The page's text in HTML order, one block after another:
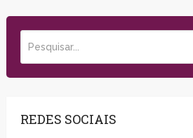
REDES SOCIAIS